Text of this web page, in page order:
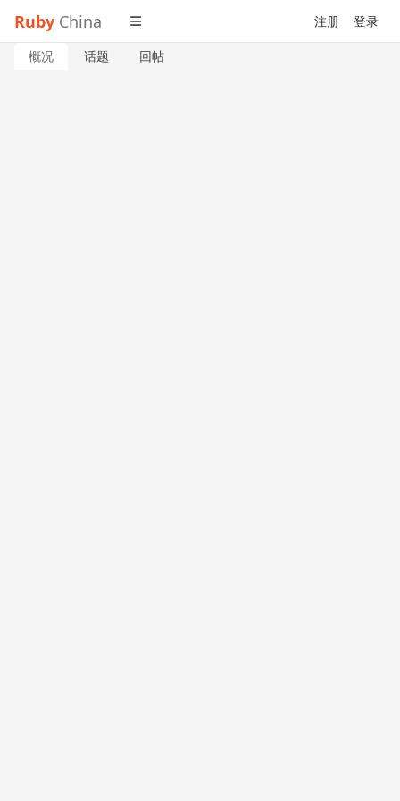
Ruby China 注册 登录
概况 话题 回帖